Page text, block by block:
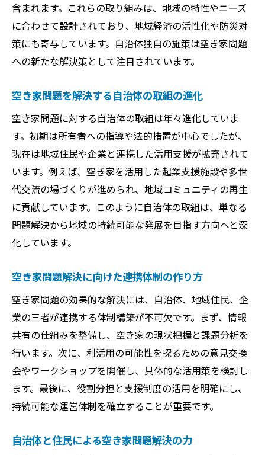
含まれます。これらの取り組みは、地域の特性やニーズ
に合わせて設計されており、地域経済の活性化や防災対
策にも寄与しています。自治体独自の施策は空き家問題
への新たな解決策として注目されています。
空き家問題を解決する自治体の取組の進化
空き家問題に対する自治体の取組は年々進化していま
す。初期は所有者への指導や法的措置が中心でしたが、
現在は地域住民や企業と連携した活用支援が拡充されて
います。例えば、空き家を活用した起業支援施設や多世
代交流の場づくりが進められ、地域コミュニティの再生
に貢献しています。このように自治体の取組は、単なる
問題解決から地域の持続可能な発展を目指す方向へと深
化しています。
空き家問題解決に向けた連携体制の作り方
空き家問題の効果的な解決には、自治体、地域住民、企
業の三者が連携する体制構築が不可欠です。まず、情報
共有の仕組みを整備し、空き家の現状把握と課題分析を
行います。次に、利活用の可能性を探るための意見交換
会やワークショップを開催し、具体的な活用策を検討し
ます。最後に、役割分担と支援制度の活用を明確にし、
持続可能な運営体制を確立することが重要です。
自治体と住民による空き家問題解決の力